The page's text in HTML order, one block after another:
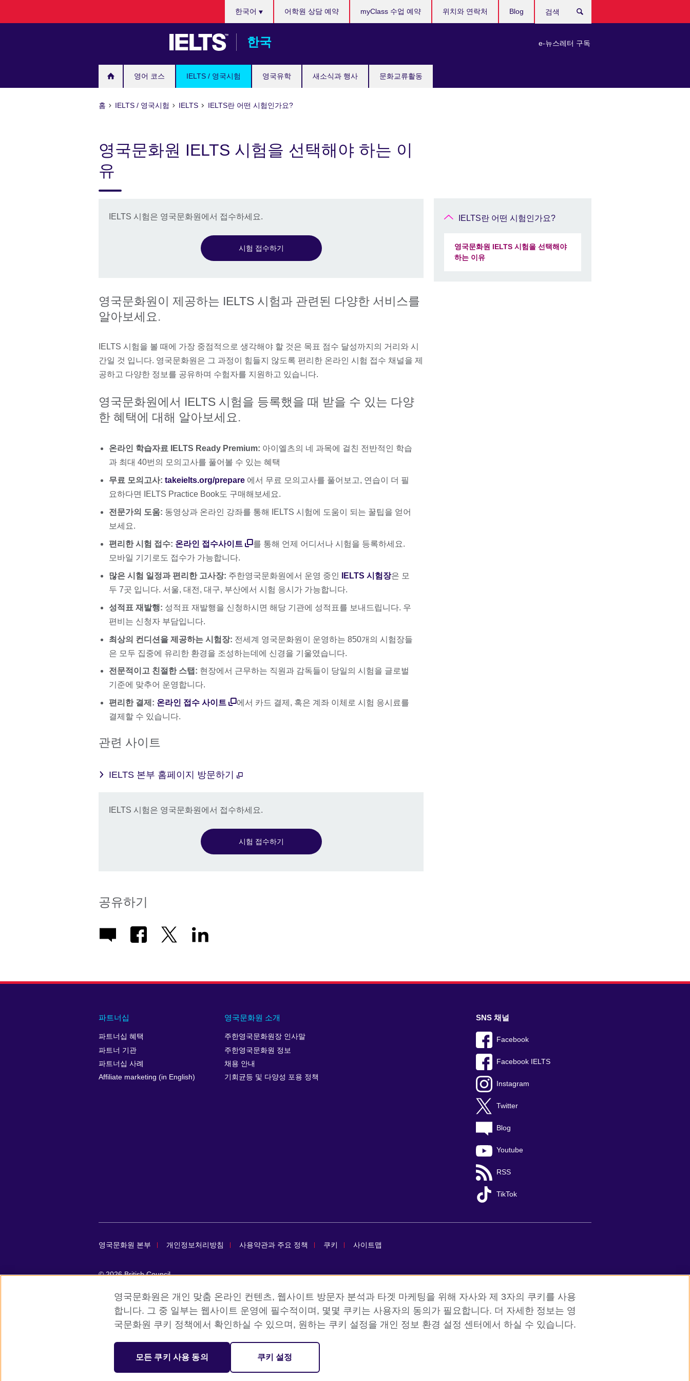
한국
영어 코스 IELTS / 영국시험 영국유학 새소식과 행사 문화교류활동
Languages
한국어
e-뉴스레터 구독
어학원 상담 예약 myClass 수업 예약 위치와 연락처 Blog
색
홈 IELTS / 영국시험 IELTS IELTS란 어떤 시험인가요?
영국문화원 IELTS 시험을 선택해야 하는 이
유
IELTS 시험은 영국문화원에서 접수하세요.
시험 접수하기
영국문화원이 제공하는 IELTS 시험과 관련된 다양한 서비스를
알아보세요.
IELTS 시험을 볼 때에 가장 중점적으로 생각해야 할 것은 목표 점수 달성까지의 거리와 시
간일 것 입니다. 영국문화원은 그 과정이 힘들지 않도록 편리한 온라인 시험 접수 채널을 제
공하고 다양한 정보를 공유하며 수험자를 지원하고 있습니다.
영국문화원에서 IELTS 시험을 등록했을 때 받을 수 있는 다양
한 혜택에 대해 알아보세요.
온라인 학습자료 IELTS Ready Premium: 아이엘츠의 네 과목에 걸친 전반적인 학습
과 최대 40번의 모의고사를 풀어볼 수 있는 혜택
무료 모의고사: takeielts.org/prepare 에서 무료 모의고사를 풀어보고, 연습이 더 필
요하다면 IELTS Practice Book도 구매해보세요.
전문가의 도움: 동영상과 온라인 강좌를 통해 IELTS 시험에 도움이 되는 꿀팁을 얻어
보세요.
편리한 시험 접수: 온라인 접수사이트
를 통해 언제 어디서나 시험을 등록하세요.
모바일 기기로도 접수가 가능합니다.
많은 시험 일정과 편리한 고사장: 주한영국문화원에서 운영 중인 IELTS 시험장은 모
두 7곳 입니다. 서울, 대전, 대구, 부산에서 시험 응시가 가능합니다.
성적표 재발행: 성적표 재발행을 신청하시면 해당 기관에 성적표를 보내드립니다. 우
편비는 신청자 부담입니다.
최상의 컨디션을 제공하는 시험장: 전세계 영국문화원이 운영하는 850개의 시험장들
은 모두 집중에 유리한 환경을 조성하는데에 신경을 기울였습니다.
전문적이고 친절한 스탭: 현장에서 근무하는 직원과 감독들이 당일의 시험을 글로벌
기준에 맞추어 운영합니다.
편리한 결제: 온라인 접수 사이트
에서 카드 결제, 혹은 계좌 이체로 시험 응시료를
결제할 수 있습니다.
관련 사이트
IELTS 본부 홈페이지 방문하기
IELTS 시험은 영국문화원에서 접수하세요.
시험 접수하기
공유하기
IELTS란 어떤 시험인가요?
영국문화원 IELTS 시험을 선택해야
하는 이유
파트너십
파트너십 혜택
파트너 기관
파트너십 사례
Affiliate marketing (in English)
영국문화원 소개
주한영국문화원장 인사말
주한영국문화원 정보
채용 안내
기회균등 및 다양성 포용 정책
SNS 채널
Facebook
Facebook IELTS
Instagram
Twitter
Blog
Youtube
RSS
TikTok
영국문화원 본부 개인정보처리방침 사용약관과 주요 정책 쿠키 사이트맵
© 2026 British Council
SC037733 (Scotland)
등록번호: 110-84-01679 대표자: 사라 데브롤
서울시 중구 서소문로 11길 19 (정동 34-5 배재정동빌딩B동) 2층 주한영국문화원 (우) 04516
대표전화: 사무소 02 3702 0601 성인 어학원 1522 8006 어린이 어학원 1522 5009 / 팩스: 02 3702 0660
영국문화원은 개인 맞춤 온라인 컨텐츠, 웹사이트 방문자 분석과 타겟 마케팅을 위해 자사와 제 3자의 쿠키를 사용
합니다. 그 중 일부는 웹사이트 운영에 필수적이며, 몇몇 쿠키는 사용자의 동의가 필요합니다. 더 자세한 정보는 영
국문화원 쿠키 정책에서 확인하실 수 있으며, 원하는 쿠키 설정을 개인 정보 환경 설정 센터에서 하실 수 있습니다.
모든 쿠키 사용 동의 쿠키 설정